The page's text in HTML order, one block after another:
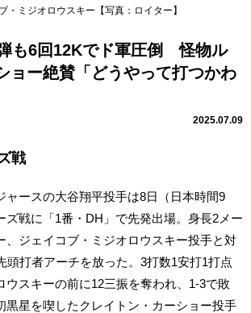
・ミジオロウスキー【写真：ロイター】
も6回12Kでド軍圧倒 怪物ル
ョー絶賛「どうやって打つかわ
2025.07.09
戦
ースの大谷翔平投手は8日（日本時間9
ズ戦に「1番・DH」で先発出場。身長2メー
、ジェイコブ・ミジオロウスキー投手と対
頭打者アーチを放った。3打数1安打1打点
ウスキーの前に12三振を奪われ、1-3で敗
黒星を喫したクレイトン・カーショー投手